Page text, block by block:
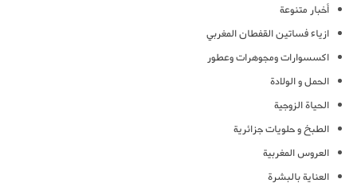
أخبار متنوعة
ازياء فساتين القفطان المغربي
اكسسوارات ومجوهرات وعطور
الحمل و الولادة
الحياة الزوجية
الطبخ و حلويات جزائرية
العروس المغربية
العناية بالبشرة